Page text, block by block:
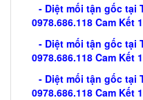
- Diệt mối tận gốc tại
0978.686.118 Cam Kết
- Diệt mối tận gốc tại
0978.686.118 Cam Kết
- Diệt mối tận gốc tại
0978.686.118 Cam Kết